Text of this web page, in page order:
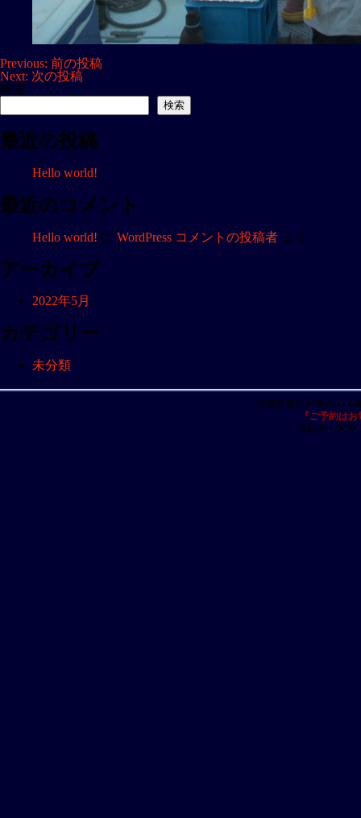
投
稿
ゲ
ョ
ン
Previous: 前の投稿
Next: 次の投稿
検索
検索
最近の投稿
Hello world!
最近のコメント
Hello world! に WordPress コメントの投稿者 より
アーカイブ
2022年5月
カテゴリー
未分類
兵庫県豊岡市津居山
『ご予約は
連絡先：